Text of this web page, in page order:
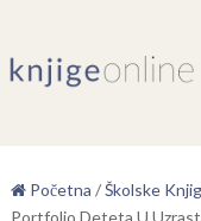
Početna /Školske
Portfolio Deteta U